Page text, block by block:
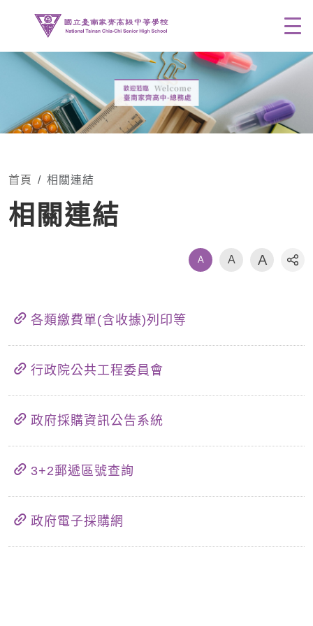
首頁 相關連結
相關連結
A A A
社
各類繳費單(含收據)列印等
行政院公共工程委員會
政府採購資訊公告系統
3+2郵遞區號查詢
政府電子採購網